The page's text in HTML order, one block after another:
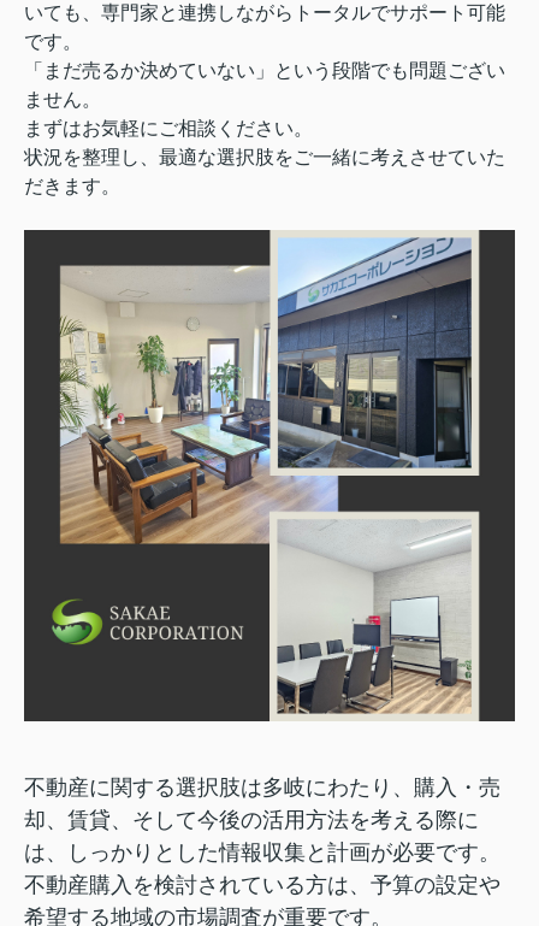
いても、専門家と連携しながらトータルでサポート可能
です。
「まだ売るか決めていない」という段階でも問題ござい
ません。
まずはお気軽にご相談ください。
状況を整理し、最適な選択肢をご一緒に考えさせていた
だきます。
不動産に関する選択肢は多岐にわたり、購入・売
却、賃貸、そして今後の活用方法を考える際に
は、しっかりとした情報収集と計画が必要です。
不動産購入を検討されている方は、予算の設定や
希望する地域の市場調査が重要です。